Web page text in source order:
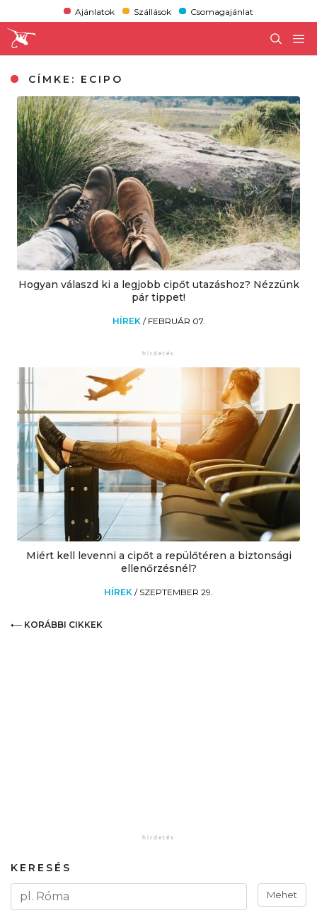
Ajánlatok Szállások Csomagajánlat
CÍMKE: ECIPO
Hogyan válaszd ki a legjobb cipőt utazáshoz? Nézzünk
pár tippet!
HÍREK / FEBRUÁR 07.
Miért kell levenni a cipőt a repülőtéren a biztonsági
ellenőrzésnél?
HÍREK / SZEPTEMBER 29.
KORÁBBI CIKKEK
KERESÉS
Mehet